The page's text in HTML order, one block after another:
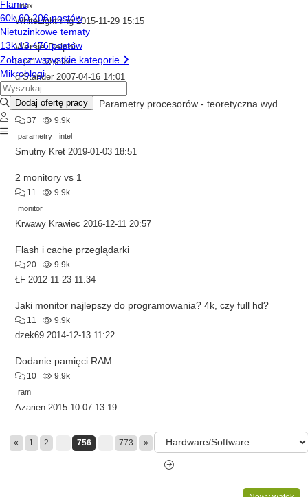
linux
WhiteLightning 2015-11-29 15:15
Wersje Delphi
41 9.9k
drStander 2007-04-16 14:01
Zaakceptowano Parametry procesorów - teoretyczna wydajność procesora
37
9.9k
parametry
intel
Smutny Kret 2019-01-03 18:51
2 monitory vs 1
11
9.9k
monitor
Krwawy Krawiec 2016-12-11 20:57
Flash i cache przeglądarki
20 9.9k
ŁF 2012-11-23 11:34
Jaki monitor najlepszy do programowania? 4k, czy full hd?
11 9.9k
dzek69 2014-12-13 11:22
Dodanie pamięci RAM
10
9.9k
ram
Azarien 2015-10-07 13:19
« 1 2 ... 756 ... 773 »